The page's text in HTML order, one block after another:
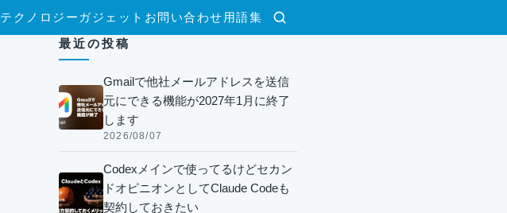
検索
テクノロジー ガジェット お問い合わせ 用語集
最近の投稿
Gmailで他社メールアドレスを送信
元にできる機能が2027年1月に終了
します
2026/08/07
Codexメインで使ってるけどセカン
ドオピニオンとしてClaude Codeも
契約しておきたい